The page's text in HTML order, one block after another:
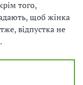
того,
щоб жінка
відпустка не